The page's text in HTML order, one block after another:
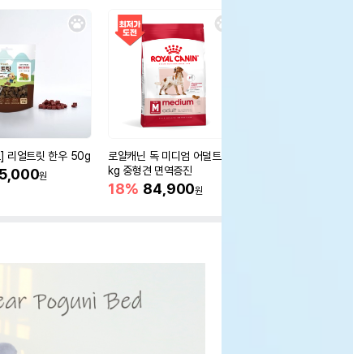
리얼트릿 한우 50g
5,000원
로얄캐닌 독 미디엄 어덜트 10
kg 중형견 면역증진
18% 84,900원